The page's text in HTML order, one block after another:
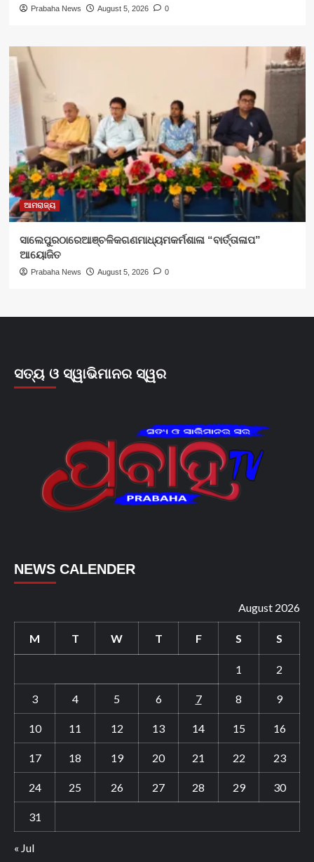
Prabaha News August 5, 2026 0
ଆମରାଜ୍ୟ
ସାଲେପୁରଠାରେଆଞ୍ଚଳିକଗଣମାଧ୍ୟମକର୍ମଶାଳା “ବାର୍ତ୍ତାଳାପ”
ଆୟୋଜିତ
Prabaha News August 5, 2026 0
ସତ୍ୟ ଓ ସ୍ୱାଭିମାନର ସ୍ୱର
NEWS CALENDER
August 2026
M T W T F S S
1 2
3 4 5 6 7 8 9
10 11 12 13 14 15 16
17 18 19 20 21 22 23
24 25 26 27 28 29 30
31
« Jul